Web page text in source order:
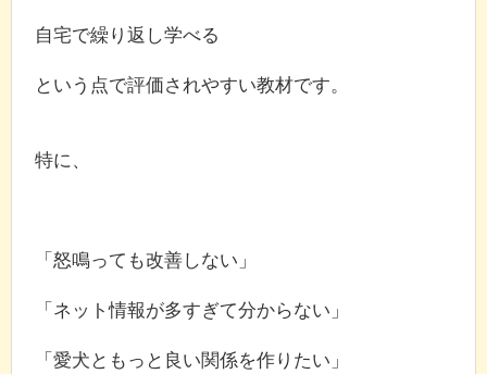
自宅で繰り返し学べる
という点で評価されやすい教材です。
特に、
「怒鳴っても改善しない」
「ネット情報が多すぎて分からない」
「愛犬ともっと良い関係を作りたい」